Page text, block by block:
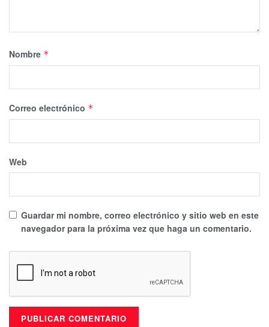
Nombre *
Correo electrónico *
Web
Guardar mi nombre, correo electrónico y sitio web en este
navegador para la próxima vez que haga un comentario.